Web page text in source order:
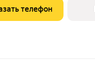
телефон